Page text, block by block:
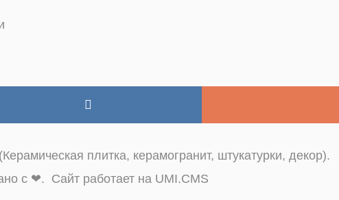
плитка, керамогранит, штукатурки, декор).
с ❤. Сайт работает на UMI.CMS